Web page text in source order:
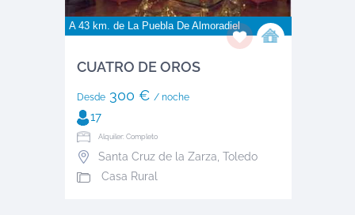
A 43 km. de La Puebla De Almoradiel
CUATRO DE OROS
Desde300 € / noche
17
Alquiler: Completo
Santa Cruz de la Zarza Toledo
Casa Rural